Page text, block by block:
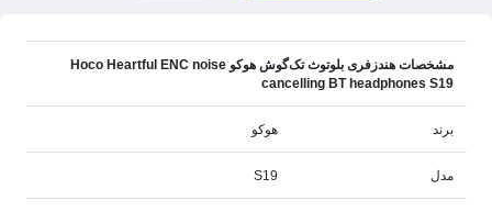
مشخصات هندزفری بلوتوث تک‌گوش هوکو Hoco Heartful ENC noise
cancelling BT headphones S19
برند هوکو
مدل S19